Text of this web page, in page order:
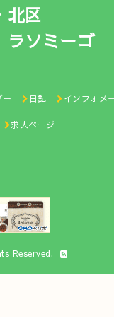
北区
ソミーゴ
ー 日記 インフォメ
求人ページ
Reserved.